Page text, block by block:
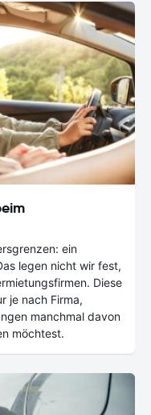
ein
legen nicht wir fest,
Diese
je nach Firma,
manchmal davon
möchtest.